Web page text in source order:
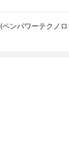
ンパワーテクノロ